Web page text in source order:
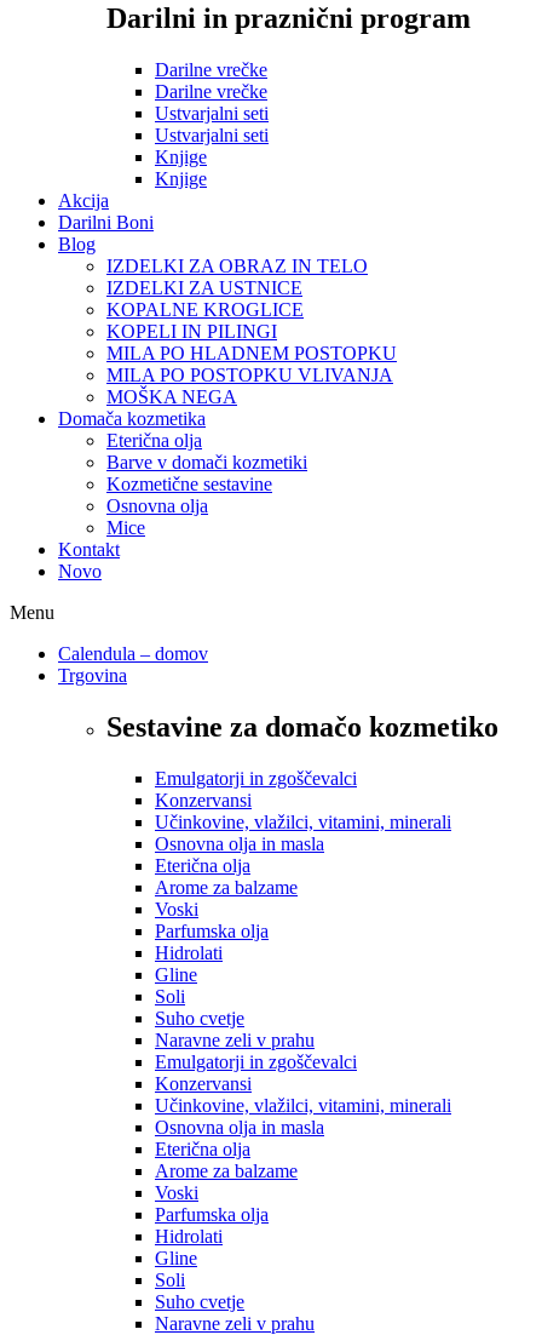
Darilni in praznični program
Darilne vrečke
Darilne vrečke
Ustvarjalni seti
Ustvarjalni seti
Knjige
Knjige
Akcija
Darilni Boni
Blog
IZDELKI ZA OBRAZ IN TELO
IZDELKI ZA USTNICE
KOPALNE KROGLICE
KOPELI IN PILINGI
MILA PO HLADNEM POSTOPKU
MILA PO POSTOPKU VLIVANJA
MOŠKA NEGA
Domača kozmetika
Eterična olja
Barve v domači kozmetiki
Kozmetične sestavine
Osnovna olja
Mice
Kontakt
Novo
Menu
Calendula – domov
Trgovina
Sestavine za domačo kozmetiko
Emulgatorji in zgoščevalci
Konzervansi
Učinkovine, vlažilci, vitamini, minerali
Osnovna olja in masla
Eterična olja
Arome za balzame
Voski
Parfumska olja
Hidrolati
Gline
Soli
Suho cvetje
Naravne zeli v prahu
Emulgatorji in zgoščevalci
Konzervansi
Učinkovine, vlažilci, vitamini, minerali
Osnovna olja in masla
Eterična olja
Arome za balzame
Voski
Parfumska olja
Hidrolati
Gline
Soli
Suho cvetje
Naravne zeli v prahu